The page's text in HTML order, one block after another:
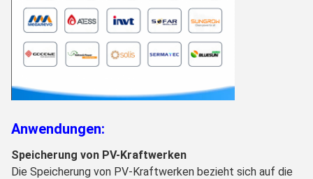
Anwendungen:
Speicherung von PV-Kraftwerken
Die Speicherung von PV-Kraftwerken bezieht sich auf die